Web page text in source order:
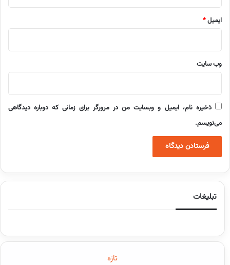
ایمیل*
وب‌ سایت
ذخیره نام، ایمیل و وبسایت من در مرورگر برای زمانی که دوباره دیدگاهی
می‌نویسم.
تبلیغات
تازه